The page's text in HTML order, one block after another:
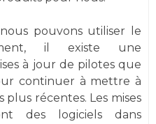
pouvons utiliser le
il existe une
à jour de pilotes que
continuer à mettre à
récentes. Les mises
des logiciels dans